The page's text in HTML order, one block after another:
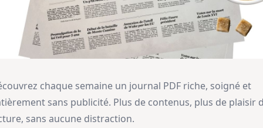
chaque semaine un journal PDF riche, soigné et
sans publicité. Plus de contenus, plus de plaisir
sans aucune distraction.